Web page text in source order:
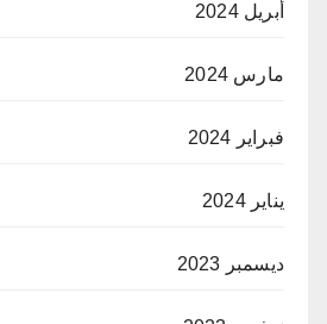
أبريل 2024
مارس 2024
فبراير 2024
يناير 2024
ديسمبر 2023